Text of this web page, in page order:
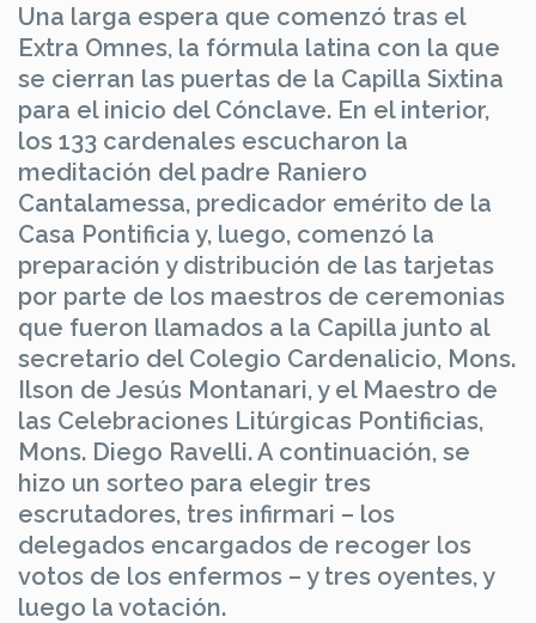
Una larga espera que comenzó tras el
Extra Omnes, la fórmula latina con la que
se cierran las puertas de la Capilla Sixtina
para el inicio del Cónclave. En el interior,
los 133 cardenales escucharon la
meditación del padre Raniero
Cantalamessa, predicador emérito de la
Casa Pontificia y, luego, comenzó la
preparación y distribución de las tarjetas
por parte de los maestros de ceremonias
que fueron llamados a la Capilla junto al
secretario del Colegio Cardenalicio, Mons.
Ilson de Jesús Montanari, y el Maestro de
las Celebraciones Litúrgicas Pontificias,
Mons. Diego Ravelli. A continuación, se
hizo un sorteo para elegir tres
escrutadores, tres infirmari – los
delegados encargados de recoger los
votos de los enfermos – y tres oyentes, y
luego la votación.